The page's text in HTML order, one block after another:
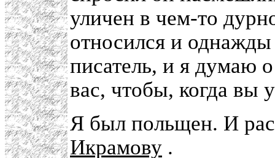
уличен в чем-то
относился и
писатель, и я думаю
вас, чтобы, когда вы
Я был польщен. И
Икрамову .